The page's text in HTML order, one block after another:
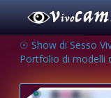
☉ Show di Sesso
Portfolio di modelli